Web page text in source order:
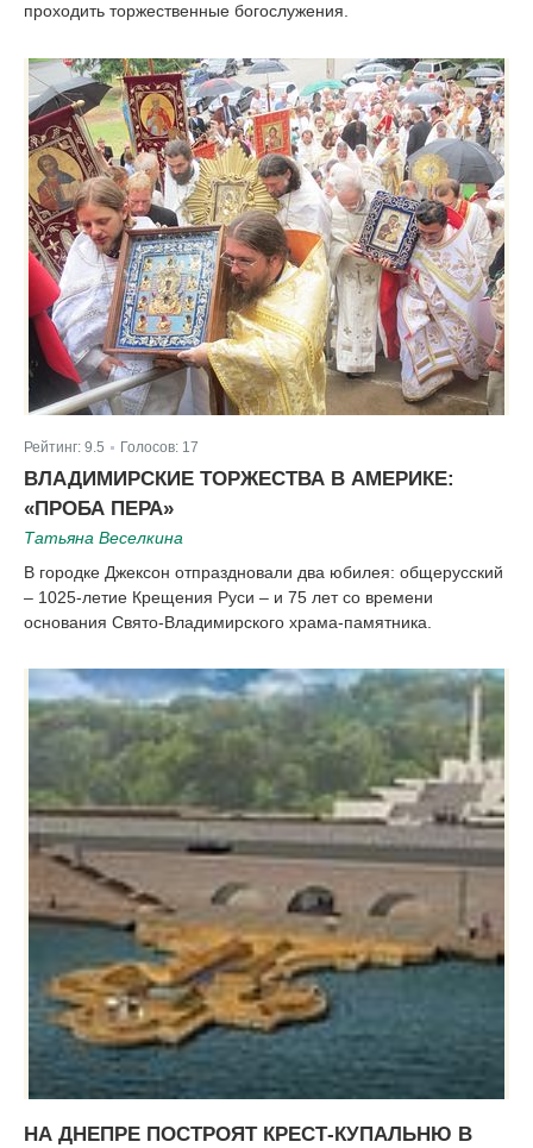
проходить торжественные богослужения.
Рейтинг: 9.5 Голосов: 17
ВЛАДИМИРСКИЕ ТОРЖЕСТВА В АМЕРИКЕ:
«ПРОБА ПЕРА»
Татьяна Веселкина
В городке Джексон отпраздновали два юбилея: общерусский
– 1025-летие Крещения Руси – и 75 лет со времени
основания Свято-Владимирского храма-памятника.
НА ДНЕПРЕ ПОСТРОЯТ КРЕСТ-КУПАЛЬНЮ В